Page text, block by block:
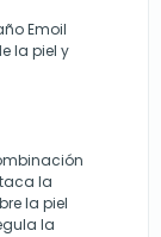
Emoil
la piel y
la
la piel
la